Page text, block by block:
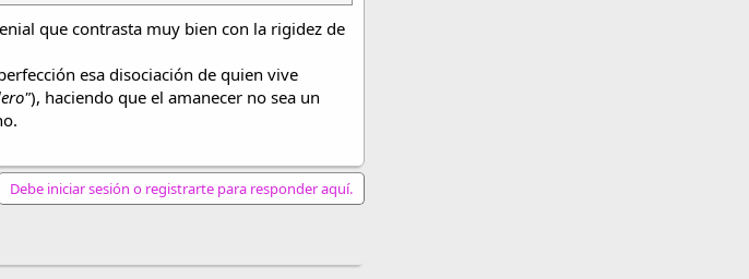
que contrasta muy bien con la rigidez de
esa disociación de quien vive
), haciendo que el amanecer no sea un
Debe iniciar sesión o registrarte para responder aquí.